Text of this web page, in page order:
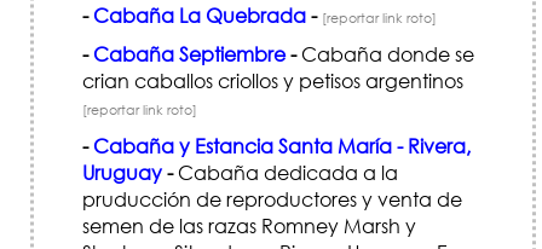
-Cabaña La Quebrada- [reportar link roto]
-Cabaña Septiembre-Cabaña donde se
crian caballos criollos y petisos argentinos
[reportar link roto]
-Cabaña y Estancia Santa María - Rivera,
Uruguay-Cabaña dedicada a la
pruducción de reproductores y venta de
semen de las razas Romney Marsh y